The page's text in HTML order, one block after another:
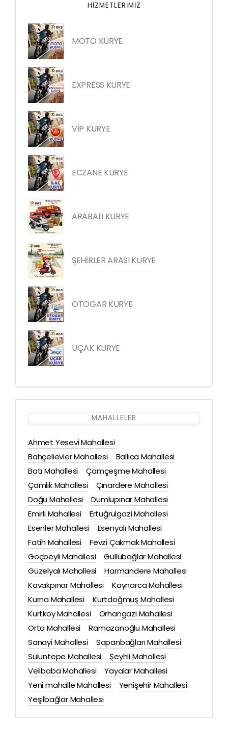
HIZMETLERIMIZ
MOTO KURYE
EXPRESS KURYE
VİP KURYE
ECZANE KURYE
ARABALI KURYE
ŞEHİRLER ARASI KURYE
OTOGAR KURYE
UÇAK KURYE
MAHALLELER
Ahmet Yesevi Mahallesi
Bahçelievler Mahallesi
Ballıca Mahallesi
Batı Mahallesi
Çamçeşme Mahallesi
Çamlık Mahallesi
Çınardere Mahallesi
Doğu Mahallesi
Dumlupınar Mahallesi
Emirli Mahallesi
Ertuğrulgazi Mahallesi
Esenler Mahallesi
Esenyalı Mahallesi
Fatih Mahallesi
Fevzi Çakmak Mahallesi
Göçbeyli Mahallesi
Güllübağlar Mahallesi
Güzelyalı Mahallesi
Harmandere Mahallesi
Kavakpınar Mahallesi
Kaynarca Mahallesi
Kurna Mahallesi
Kurtdoğmuş Mahallesi
Kurtköy Mahallesi
Orhangazi Mahallesi
Orta Mahallesi
Ramazanoğlu Mahallesi
Sanayi Mahallesi
Sapanbağları Mahallesi
Sülüntepe Mahallesi
Şeyhli Mahallesi
Velibaba Mahallesi
Yayalar Mahallesi
Yeni mahalle Mahallesi
Yenişehir Mahallesi
Yeşilbağlar Mahallesi